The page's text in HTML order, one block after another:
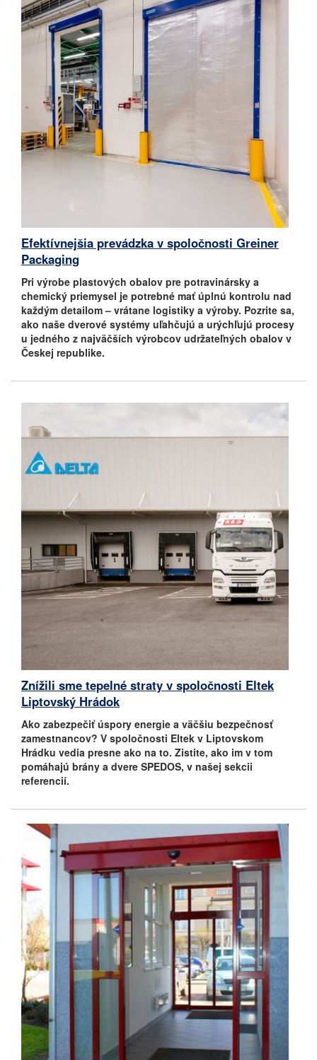
Efektívnejšia prevádzka v spoločnosti Greiner
Packaging
Pri výrobe plastových obalov pre potravinársky a
chemický priemysel je potrebné mať úplnú kontrolu nad
každým detailom – vrátane logistiky a výroby. Pozrite sa,
ako naše dverové systémy uľahčujú a urýchľujú procesy
u jedného z najväčších výrobcov udržateľných obalov v
Českej republike.
Znížili sme tepelné straty v spoločnosti Eltek
Liptovský Hrádok
Ako zabezpečiť úspory energie a väčšiu bezpečnosť
zamestnancov? V spoločnosti Eltek v Liptovskom
Hrádku vedia presne ako na to. Zistite, ako im v tom
pomáhajú brány a dvere SPEDOS, v našej sekcii
referencií.